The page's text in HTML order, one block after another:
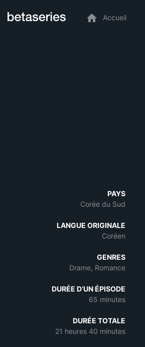
Accueil
PAYS
Corée du Sud
LANGUE ORIGINALE
Coréen
GENRES
Drame, Romance
DURÉE D’UN ÉPISODE
65 minutes
DURÉE TOTALE
21 heures 40 minutes